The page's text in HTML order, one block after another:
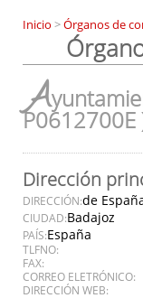
Inicio >Órganos de
A
P0612700E
Dirección
DIRECCIÓN:de
CIUDAD:Badajoz
PAÍS:España
TLFNO:
FAX:
CORREO ELETRÓNICO:
DIRECCIÓN WEB: